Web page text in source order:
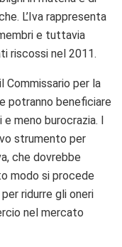
L’Iva rappresenta
e tuttavia
riscossi nel 2011.
Commissario per la
potranno beneficiare
meno burocrazia. I
strumento per
che dovrebbe
modo si procede
ridurre gli oneri
nel mercato